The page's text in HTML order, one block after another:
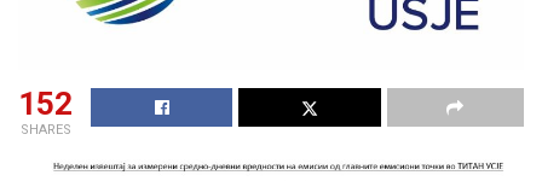
152
SHARES